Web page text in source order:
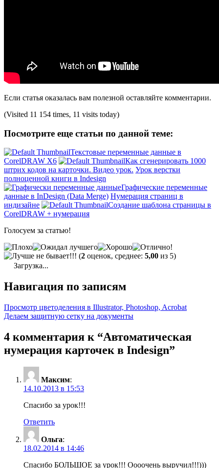
Если статья оказалась вам полезной оставляйте комментарии.
(Visited 11 154 times, 11 visits today)
Посмотрите еще статьи по данной теме:
Текстовые переменные данные в
CorelDRAW X6
Как сгенерировать 1000
штрих кодов на карточки. Видео урок. Урок верстки
полноценной книги в Indesign
Графические переменные
данные в InDesign (Data Merge) Нумерация страниц в
индизайне
Создание шаблона страницы в
CorelDRAW + нумерация
Голосуем за статью!
(2 оценок, среднее: 5,00 из 5)
Загрузка...
Навигация по записям
Просмотр цветоделения в Illustrator, Photoshop, Acrobat
Делаем защитную сетку на документы
4 комментария к “Автоматическая
нумерация карточек в Indesign”
Максим:
14.10.2013 в 15:53
Спасибо за урок!!!
Ответить
Ольга:
18.02.2014 в 14:46
Спасибо БОЛЬШОЕ за урок!!! Оооочень выручил!!!)))